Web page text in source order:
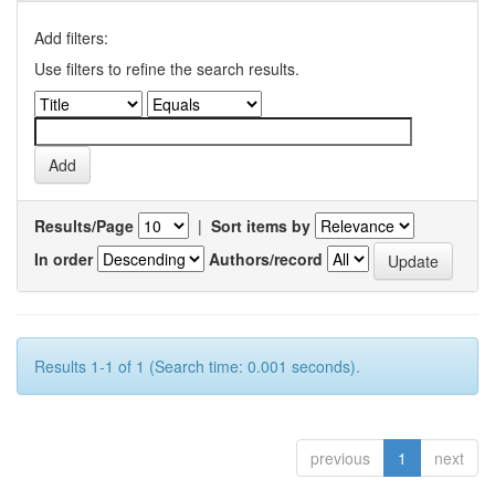
Add filters:
Use filters to refine the search results.
Results/Page | Sort items by
In order
Authors/record
Results 1-1 of 1 (Search time: 0.001 seconds).
previous 1 next